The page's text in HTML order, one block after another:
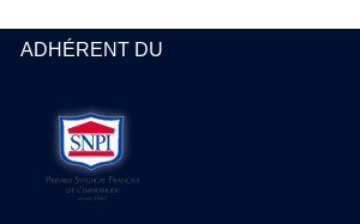
ADHÉRENT DU